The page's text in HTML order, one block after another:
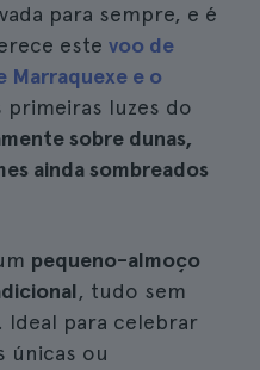
para sempre, e é
este voo de
Marraquexe e o
primeiras luzes do
sobre dunas,
ainda sombreados
pequeno-almoço
, tudo sem
Ideal para celebrar
únicas ou